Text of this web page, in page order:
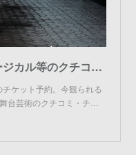
発明家と探検家 | 演劇･ミュージカル等のクチコミ＆チケット予約★CoRich舞台芸術！
ケット予約。今観られる
台芸術のクチコミ・チ…